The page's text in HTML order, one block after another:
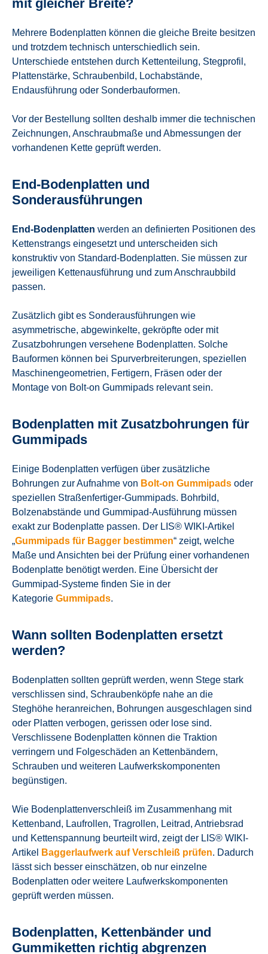
mit gleicher Breite?
Mehrere Bodenplatten können die gleiche Breite besitzen
und trotzdem technisch unterschiedlich sein.
Unterschiede entstehen durch Kettenteilung, Stegprofil,
Plattenstärke, Schraubenbild, Lochabstände,
Endausführung oder Sonderbauformen.
Vor der Bestellung sollten deshalb immer die technischen
Zeichnungen, Anschraubmaße und Abmessungen der
vorhandenen Kette geprüft werden.
End-Bodenplatten und
Sonderausführungen
End-Bodenplatten werden an definierten Positionen des
Kettenstrangs eingesetzt und unterscheiden sich
konstruktiv von Standard-Bodenplatten. Sie müssen zur
jeweiligen Kettenausführung und zum Anschraubbild
passen.
Zusätzlich gibt es Sonderausführungen wie
asymmetrische, abgewinkelte, gekröpfte oder mit
Zusatzbohrungen versehene Bodenplatten. Solche
Bauformen können bei Spurverbreiterungen, speziellen
Maschinengeometrien, Fertigern, Fräsen oder der
Montage von Bolt-on Gummipads relevant sein.
Bodenplatten mit Zusatzbohrungen für
Gummipads
Einige Bodenplatten verfügen über zusätzliche
Bohrungen zur Aufnahme von Bolt-on Gummipads oder
speziellen Straßenfertiger-Gummipads. Bohrbild,
Bolzenabstände und Gummipad-Ausführung müssen
exakt zur Bodenplatte passen. Der LIS® WIKI-Artikel
„Gummipads für Bagger bestimmen“ zeigt, welche
Maße und Ansichten bei der Prüfung einer vorhandenen
Bodenplatte benötigt werden. Eine Übersicht der
Gummipad-Systeme finden Sie in der
Kategorie Gummipads.
Wann sollten Bodenplatten ersetzt
werden?
Bodenplatten sollten geprüft werden, wenn Stege stark
verschlissen sind, Schraubenköpfe nahe an die
Steghöhe heranreichen, Bohrungen ausgeschlagen sind
oder Platten verbogen, gerissen oder lose sind.
Verschlissene Bodenplatten können die Traktion
verringern und Folgeschäden an Kettenbändern,
Schrauben und weiteren Laufwerkskomponenten
begünstigen.
Wie Bodenplattenverschleiß im Zusammenhang mit
Kettenband, Laufrollen, Tragrollen, Leitrad, Antriebsrad
und Kettenspannung beurteilt wird, zeigt der LIS® WIKI-
Artikel
Baggerlaufwerk auf Verschleiß prüfen. Dadurch
lässt sich besser einschätzen, ob nur einzelne
Bodenplatten oder weitere Laufwerkskomponenten
geprüft werden müssen.
Bodenplatten, Kettenbänder und
Gummiketten richtig abgrenzen